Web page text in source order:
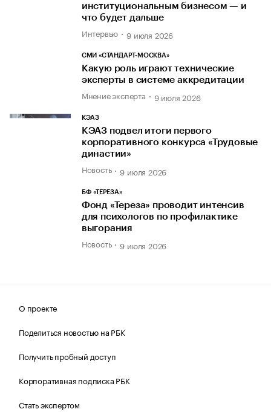
институциональным бизнесом — и
что будет дальше
Интервью 9 июля 2026
СМИ «СТАНДАРТ-МОСКВА»
Какую роль играют технические
эксперты в системе аккредитации
Мнение эксперта 9 июля 2026
КЭАЗ
КЭАЗ подвел итоги первого
корпоративного конкурса «Трудовые
династии»
Новость 9 июля 2026
БФ «ТЕРЕЗА»
Фонд «Тереза» проводит интенсив
для психологов по профилактике
выгорания
Новость 9 июля 2026
О проекте
Поделиться новостью на РБК
Получить пробный доступ
Корпоративная подписка РБК
Стать экспертом